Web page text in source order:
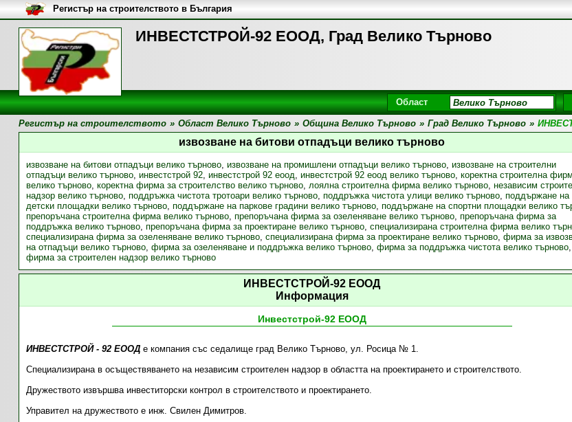
ИНВЕСТСТРОЙ-92 ЕООД, Град Велико Търново
Регистър на строителството в България
Област
Регистър на строителството » Област Велико Търново » Община Велико Търново » Град Велико Търново »
извозване на битови отпадъци велико търново
извозване на битови отпадъци велико търново, извозване на промишлени отпадъци велико търново, извозване на строителни
отпадъци велико търново, инвестстрой 92, инвестстрой 92 еоод, инвестстрой 92 еоод велико търново, коректна строителна
велико търново, коректна фирма за строителство велико търново, лоялна строителна фирма велико търново, независим
надзор велико търново, поддръжка чистота тротоари велико търново, поддръжка чистота улици велико търново, поддържане на
детски площадки велико търново, поддържане на паркове градини велико търново, поддържане на спортни площадки велико
препоръчана строителна фирма велико търново, препоръчана фирма за озеленяване велико търново, препоръчана фирма за
поддръжка велико търново, препоръчана фирма за проектиране велико търново, специализирана строителна фирма велико
специализирана фирма за озеленяване велико търново, специализирана фирма за проектиране велико търново, фирма за
на отпадъци велико търново, фирма за озеленяване и поддръжка велико търново, фирма за поддръжка чистота велико търново,
фирма за строителен надзор велико търново
ИНВЕСТСТРОЙ-92 ЕООД
Информация
Инвестстрой-92 ЕООД
ИНВЕСТСТРОЙ - 92 ЕООД е компания със седалище град Велико Търново, ул. Росица № 1.
Специализирана в осъществяването на независим строителен надзор в областта на проектирането и строителството.
Дружеството извършва инвеститорски контрол в строителството и проектирането.
Управител на дружеството e инж. Свилен Димитров.